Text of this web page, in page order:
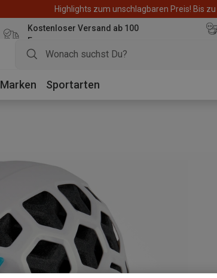
Highlights zum unschlagbaren Preis! Bis
Kostenloser Versand ab 100
Euro
Marken Sportarten